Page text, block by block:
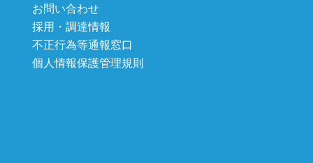
お問い合わせ
採用・調達情報
不正行為等通報窓口
個人情報保護管理規則